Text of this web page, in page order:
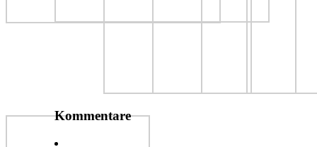
Kommentare